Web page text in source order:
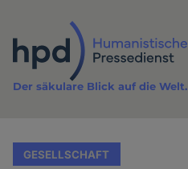
Inhalt
Der säkulare Blick auf die Welt.
GESELLSCHAFT